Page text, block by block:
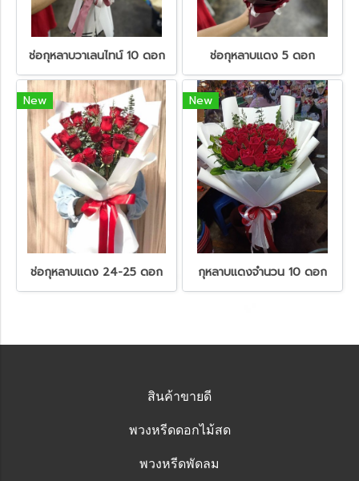
ช่อกุหลาบวาเลนไทน์ 10 ดอก ช่อกุหลาบแดง 5 ดอก
New
ช่อกุหลาบแดง 24-25 ดอก
New
กุหลาบแดงจำนวน 10 ดอก
สินค้าขายดี
พวงหรีดดอกไม้สด
พวงหรีดพัดลม